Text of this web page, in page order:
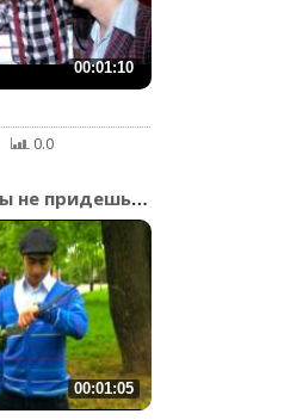
00:01:10
0.0
«Вдруг ты не придешь...»
00:01:05